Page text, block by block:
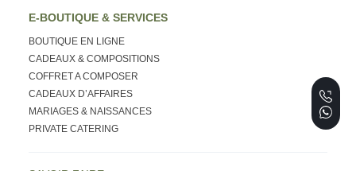
E-BOUTIQUE & SERVICES
BOUTIQUE EN LIGNE
CADEAUX & COMPOSITIONS
COFFRET A COMPOSER
CADEAUX D’AFFAIRES
MARIAGES & NAISSANCES
PRIVATE CATERING